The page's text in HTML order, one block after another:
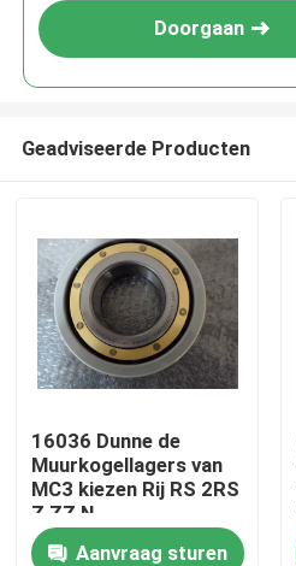
Huis
Doorgaan
Geadviseerde Producten
16036 Dunne de
Muurkogellagers van
MC3 kiezen Rij RS 2RS
Z ZZ N
180X280X31mm uit
Aanvraag sturen